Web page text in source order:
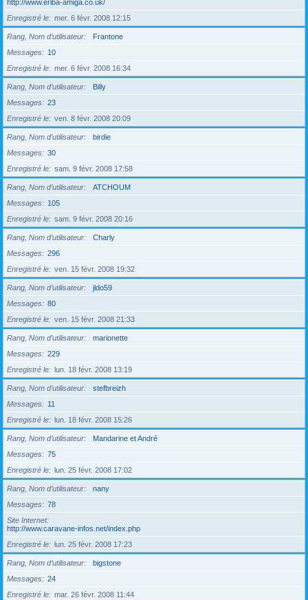
http://www.eriba-amiga.co.uk/
Enregistré le
mer. 6 févr. 2008 12:15
Rang, Nom d’utilisateur
Frantone
Messages
10
Enregistré le
mer. 6 févr. 2008 16:34
Rang, Nom d’utilisateur
Billy
Messages
23
Enregistré le
ven. 8 févr. 2008 20:09
Rang, Nom d’utilisateur
birdie
Messages
30
Enregistré le
sam. 9 févr. 2008 17:58
Rang, Nom d’utilisateur
ATCHOUM
Messages
105
Enregistré le
sam. 9 févr. 2008 20:16
Rang, Nom d’utilisateur
Charly
Messages
296
Enregistré le
ven. 15 févr. 2008 19:32
Rang, Nom d’utilisateur
jldo59
Messages
80
Enregistré le
ven. 15 févr. 2008 21:33
Rang, Nom d’utilisateur
marionette
Messages
229
Enregistré le
lun. 18 févr. 2008 13:19
Rang, Nom d’utilisateur
stefbreizh
Messages
11
Enregistré le
lun. 18 févr. 2008 15:26
Rang, Nom d’utilisateur
Mandarine et André
Messages
75
Enregistré le
lun. 25 févr. 2008 17:02
Rang, Nom d’utilisateur
nany
Messages
78
Site Internet
http://www.caravane-infos.net/index.php
Enregistré le
lun. 25 févr. 2008 17:23
Rang, Nom d’utilisateur
bigstone
Messages
24
Enregistré le
mar. 26 févr. 2008 11:44